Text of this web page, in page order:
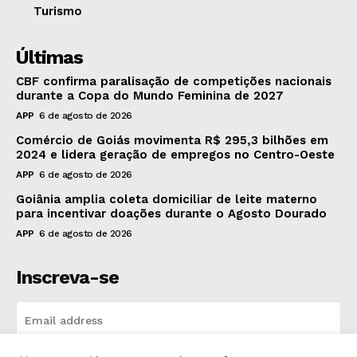
Turismo
Últimas
CBF confirma paralisação de competições nacionais
durante a Copa do Mundo Feminina de 2027
APP 6 de agosto de 2026
Comércio de Goiás movimenta R$ 295,3 bilhões em
2024 e lidera geração de empregos no Centro-Oeste
APP 6 de agosto de 2026
Goiânia amplia coleta domiciliar de leite materno
para incentivar doações durante o Agosto Dourado
APP 6 de agosto de 2026
Inscreva-se